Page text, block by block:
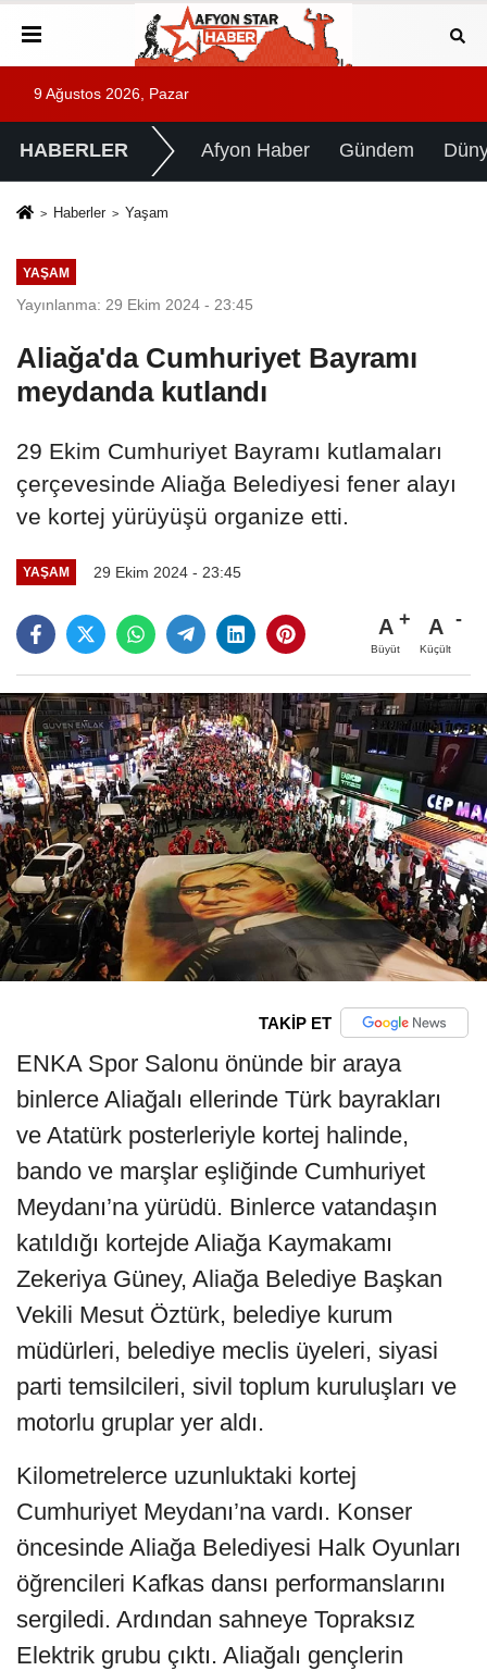
9 Ağustos 2026, Pazar
HABERLER Afyon Haber Gündem
Haberler Yaşam
YAŞAM
Yayınlanma: 29 Ekim 2024 - 23:45
Aliağa'da Cumhuriyet Bayramı
meydanda kutlandı
29 Ekim Cumhuriyet Bayramı kutlamaları
çerçevesinde Aliağa Belediyesi fener alayı
ve kortej yürüyüşü organize etti.
YAŞAM 29 Ekim 2024 - 23:45
A
Büyüt
A
Küçült
TAKİP ET
ENKA Spor Salonu önünde bir araya
binlerce Aliağalı ellerinde Türk bayrakları
ve Atatürk posterleriyle kortej halinde,
bando ve marşlar eşliğinde Cumhuriyet
Meydanı’na yürüdü. Binlerce vatandaşın
katıldığı kortejde Aliağa Kaymakamı
Zekeriya Güney, Aliağa Belediye Başkan
Vekili Mesut Öztürk, belediye kurum
müdürleri, belediye meclis üyeleri, siyasi
parti temsilcileri, sivil toplum kuruluşları ve
motorlu gruplar yer aldı.
Kilometrelerce uzunluktaki kortej
Cumhuriyet Meydanı’na vardı. Konser
öncesinde Aliağa Belediyesi Halk Oyunları
öğrencileri Kafkas dansı performanslarını
sergiledi. Ardından sahneye Topraksız
Elektrik grubu çıktı. Aliağalı gençlerin